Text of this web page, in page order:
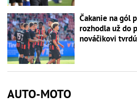
Čakanie na gól
rozhodla už do
nováčikovi
AUTO-MOTO